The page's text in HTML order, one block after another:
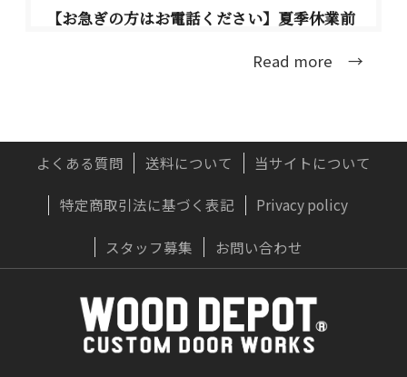
【お急ぎの方はお電話ください】夏季休業前
詳しくはこちら
2026/07/22
実はおすすめしない？木製ドアに「無垢材」
が向かないプロの理由
OWNERS BLOG 更新
詳しくはこちら
Read more →
よくある質問 送料について 当サイトについて
特定商取引法に基づく表記 Privacy policy
スタッフ募集 お問い合わせ